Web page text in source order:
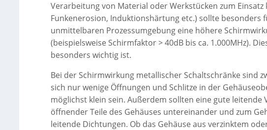
Verarbeitung von Material oder Werkstücken zum
Funkenerosion, Induktionshärtung etc.) sollte besonders
unmittelbaren Prozessumgebung eine höhere
(beispielsweise Schirmfaktor > 40dB bis ca. 1.000MHz).
besonders wichtig ist.
Bei der Schirmwirkung metallischer Schaltschränke sind
sich nur wenige Öffnungen und Schlitze in der
möglichst klein sein. Außerdem sollten eine gute
öffnender Teile des Gehäuses untereinander und zum
leitende Dichtungen. Ob das Gehäuse aus verzinktem